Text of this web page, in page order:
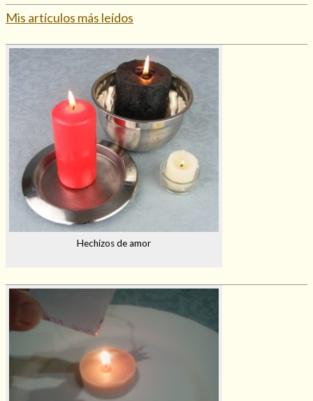
Mis artículos más leídos
Hechizos de amor